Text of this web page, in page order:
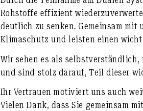
Rohstoffe effizient
deutlich zu senken. Gemeinsam mit
Klimaschutz und leisten einen
Wir sehen es als
und sind stolz darauf, Teil dieser
Ihr Vertrauen motiviert uns auch
Vielen Dank, dass Sie gemeinsam